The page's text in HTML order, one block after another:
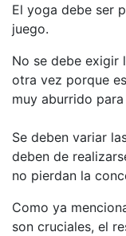
El yoga debe ser
juego.
No se debe exigir
otra vez porque
muy aburrido
Se deben variar
deben de
no pierdan la
Como ya
son cruciales, el